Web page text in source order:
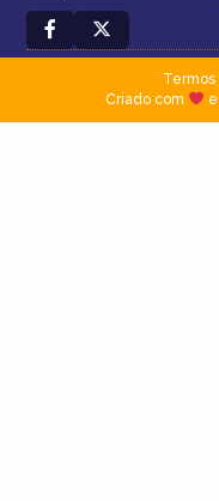
Termos|
Criado com
e